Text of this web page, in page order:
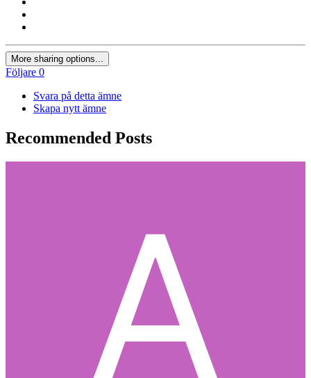
More sharing options...
Följare 0
Svara på detta ämne
Skapa nytt ämne
Recommended Posts